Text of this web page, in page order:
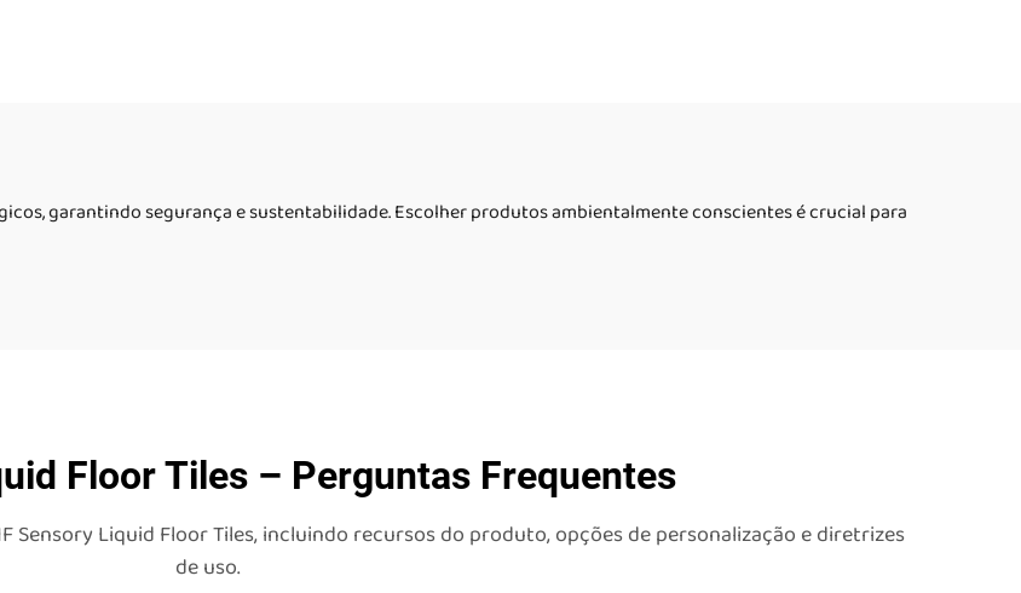
autismo
conjunto
garantindo segurança e sustentabilidade. Escolher produtos ambientalmente conscientes é crucial para
Floor Tiles – Perguntas Frequentes
Liquid Floor Tiles, incluindo recursos do produto, opções de personalização e diretrizes
de uso.